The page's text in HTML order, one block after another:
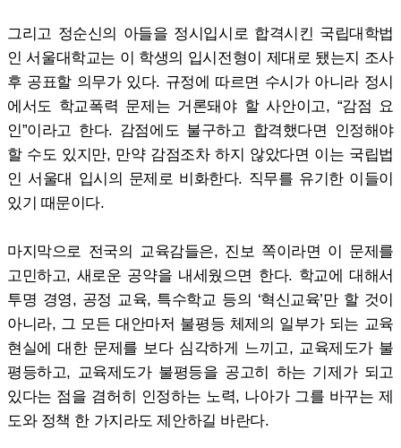
그리고 정순신의 아들을 정시입시로 합격시킨 국립대학법
인 서울대학교는 이 학생의 입시전형이 제대로 됐는지 조사
후 공표할 의무가 있다. 규정에 따르면 수시가 아니라 정시
에서도 학교폭력 문제는 거론돼야 할 사안이고, “감점 요
인”이라고 한다. 감점에도 불구하고 합격했다면 인정해야
할 수도 있지만, 만약 감점조차 하지 않았다면 이는 국립법
인 서울대 입시의 문제로 비화한다. 직무를 유기한 이들이
있기 때문이다.
마지막으로 전국의 교육감들은, 진보 쪽이라면 이 문제를
고민하고, 새로운 공약을 내세웠으면 한다. 학교에 대해서
투명 경영, 공정 교육, 특수학교 등의 ‘혁신교육’만 할 것이
아니라, 그 모든 대안마저 불평등 체제의 일부가 되는 교육
현실에 대한 문제를 보다 심각하게 느끼고, 교육제도가 불
평등하고, 교육제도가 불평등을 공고히 하는 기제가 되고
있다는 점을 겸허히 인정하는 노력, 나아가 그를 바꾸는 제
도와 정책 한 가지라도 제안하길 바란다.